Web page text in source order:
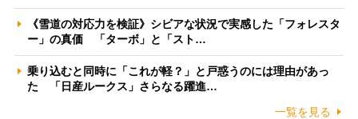
《雪道の対応力を検証》シビアな状況で実感した「フォレスタ
ー」の真価 「ターボ」と「スト…
乗り込むと同時に「これが軽？」と戸惑うのには理由があっ
た 「日産ルークス」さらなる躍進…
一覧を見る